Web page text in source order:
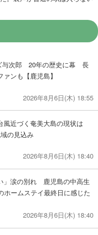
与次郎 20年の歴史に幕 長
ァンも【鹿児島】
2026年8月6日(木) 18:55
風近づく奄美大島の現状は
の見込み
2026年8月6日(木) 18:40
」涙の別れ 鹿児島の中高生
ホームステイ最終日に感じた
2026年8月6日(木) 18:40